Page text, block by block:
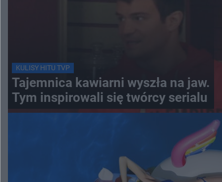
KULISY HITU TVP
Tajemnica kawiarni wyszła na jaw.
Tym inspirowali się twórcy serialu